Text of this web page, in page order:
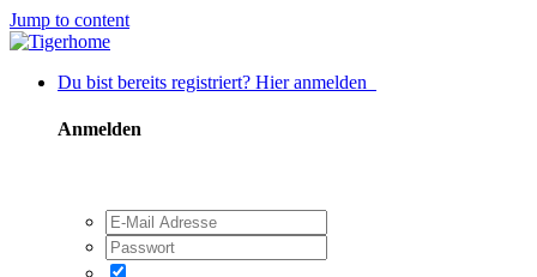
Jump to content
Du bist bereits registriert? Hier anmelden
Anmelden